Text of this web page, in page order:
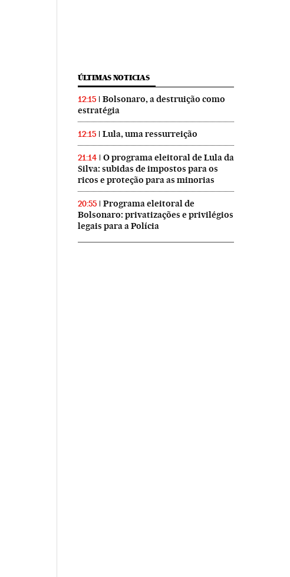
ÚLTIMAS NOTICIAS
12:15
Bolsonaro, a destruição como
estratégia
12:15 Lula, uma ressurreição
21:14
O programa eleitoral de Lula da
Silva: subidas de impostos para os
ricos e proteção para as minorias
20:55
Programa eleitoral de
Bolsonaro: privatizações e privilégios
legais para a Polícia